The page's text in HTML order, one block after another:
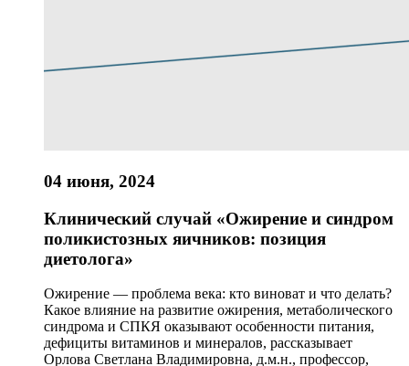
04 июня, 2024
Клинический случай «Ожирение и синдром
поликистозных яичников: позиция
диетолога»
Ожирение — проблема века: кто виноват и что делать?
Какое влияние на развитие ожирения, метаболического
синдрома и СПКЯ оказывают особенности питания,
дефициты витаминов и минералов, рассказывает
Орлова Светлана Владимировна, д.м.н., профессор,